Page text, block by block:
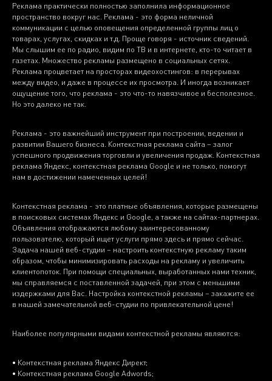
Реклама практически полностью заполнила информационное
пространство вокруг нас. Реклама - это форма неличной
коммуникации с целью оповещения определенной группы лиц о
товарах, услугах, скидках и т.д. Проще говоря - источник сведений.
Мы слышим ее по радио, видим по ТВ и в интернете, кто-то читает в
газетах. Множество рекламы размещено в социальных сетях.
Реклама процветает на просторах видеохостингов: в перерывах
между видео, и даже в процессе их просмотра. И иногда возникает
ощущение того, что реклама - это что-то навязчивое и бесполезное.
Но это далеко не так.
Реклама - это важнейший инструмент при построении, ведении и
развитии Вашего бизнеса. Контекстная реклама сайта – залог
успешного продвижения торговли и увеличения продаж. Контекстная
реклама Яндекс, контекстная реклама Google и не только, помогут
нам в достижении намеченных целей!
Контекстная реклама - это платные объявления, которые размещены
в поисковых системах Яндекс и Google, а также на сайтах-партнерах.
Объявления отображаются любому заинтересованному
пользователю, который ищет услуги прямо здесь и прямо сейчас.
Задача нашей веб-студии – настроить контекстную рекламу таким
образом, чтобы минимизировать расходы на рекламу и увеличить
клиентопоток. При помощи специальных, выработанных нами техник,
мы справляемся с поставленной задачей, при этом с меньшими
издержками для Вас. Настройка контекстной рекламы – закажите ее
в нашей замечательной веб-студии по привлекательной цене!
Наиболее популярными видами контекстной рекламы являются:
• Контекстная реклама Яндекс Директ;
• Контекстная реклама Google Adwords;